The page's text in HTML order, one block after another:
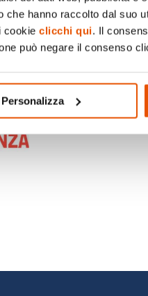
hanno raccolto dal suo
cookie clicchi qui. Il
può negare il consenso
Personalizza
Pagina